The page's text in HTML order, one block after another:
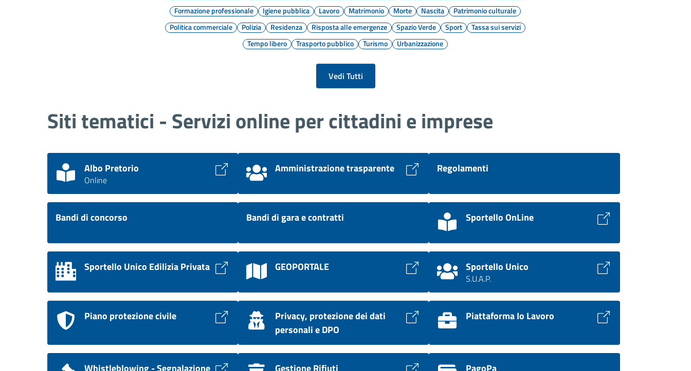
Formazione professionale
Igiene pubblica Lavoro Matrimonio Morte Nascita
Patrimonio culturale
Politica commerciale
Polizia Residenza Risposta alle emergenze Spazio Verde Sport
Tassa sui servizi
Tempo libero
Trasporto pubblico Turismo Urbanizzazione
Vedi Tutti
Siti tematici - Servizi online per cittadini e imprese
Albo Pretorio
Online
Amministrazione trasparente Regolamenti
Bandi di concorso Bandi di gara e contratti Sportello OnLine
Sportello Unico Edilizia Privata GEOPORTALE Sportello Unico
S.U.A.P.
Piano protezione civile
Privacy, protezione dei dati
personali e DPO
Piattaforma Io Lavoro
Whistleblowing - Segnalazione Gestione Rifiuti PagoPa